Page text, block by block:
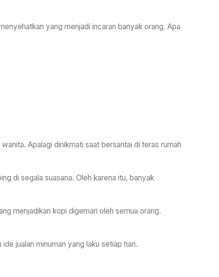
yang menjadi incaran banyak orang. Apa
Apalagi dinikmati saat bersantai di teras rumah
di segala suasana. Oleh karena itu, banyak
menjadikan kopi digemari oleh semua orang.
jualan minuman yang laku setiap hari.